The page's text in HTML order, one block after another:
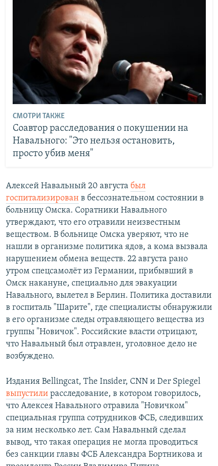
СМОТРИ ТАКЖЕ
Соавтор расследования о покушении на
Навального: "Это нельзя остановить,
просто убив меня"
Алексей Навальный 20 августа был
госпитализирован в бессознательном состоянии в
больницу Омска. Соратники Навального
утверждают, что его отравили неизвестным
веществом. В больнице Омска уверяют, что не
нашли в организме политика ядов, а кома вызвала
нарушением обмена веществ. 22 августа рано
утром спецсамолёт из Германии, прибывший в
Омск накануне, специально для эвакуации
Навального, вылетел в Берлин.​ Политика доставили
в госпиталь "Шарите", где специалисты обнаружили
в его организме следы отравляющего вещества из
группы "Новичок". Российские власти отрицают,
что Навальный был отравлен, уголовное дело не
возбуждено.
Издания Bellingcat, The Insider, CNN и Der Spiegel
выпустили расследование, в котором говорилось,
что Алексея Навального отравила "Новичком"
специальная группа сотрудников ФСБ, следивших
за ним несколько лет. Сам Навальный сделал
вывод, что такая операция не могла проводиться
без санкции главы ФСБ Александра Бортникова и